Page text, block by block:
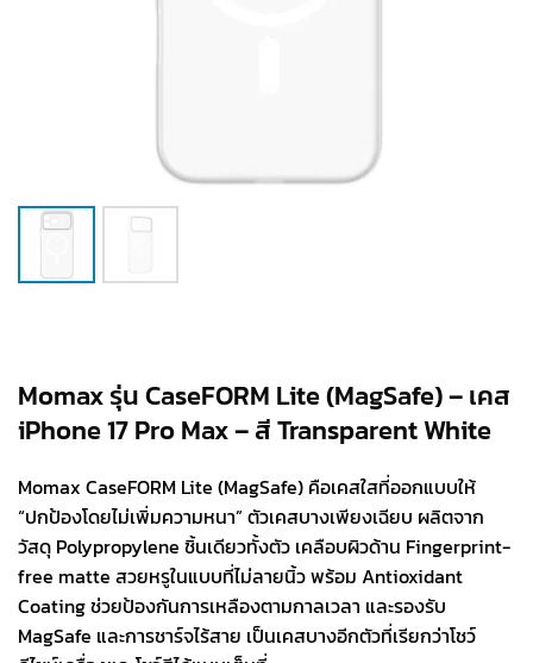
Momax รุ่น CaseFORM Lite (MagSafe) – เคส
iPhone 17 Pro Max – สี Transparent White
Momax CaseFORM Lite (MagSafe) คือเคสใสที่ออกแบบให้
“ปกป้องโดยไม่เพิ่มความหนา” ตัวเคสบางเพียงเฉียบ ผลิตจาก
วัสดุ Polypropylene ชิ้นเดียวทั้งตัว เคลือบผิวด้าน Fingerprint-
free matte สวยหรูในแบบที่ไม่ลายนิ้ว พร้อม Antioxidant
Coating ช่วยป้องกันการเหลืองตามกาลเวลา และรองรับ
MagSafe และการชาร์จไร้สาย เป็นเคสบางอีกตัวที่เรียกว่าโชว์